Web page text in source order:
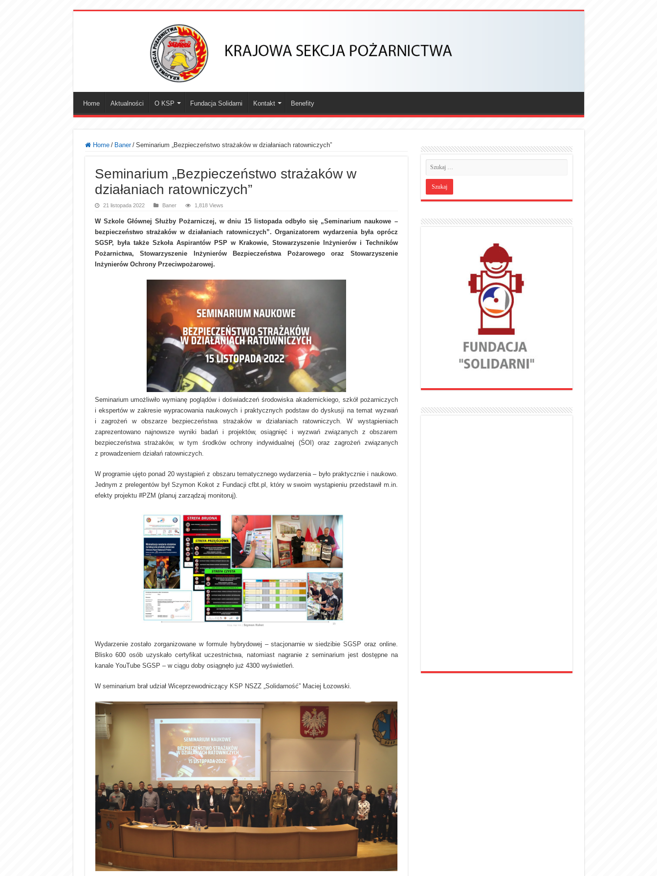
Home Aktualności O KSP Fundacja Solidarni Kontakt Benefity
Home / Baner / Seminarium „Bezpieczeństwo strażaków w działaniach ratowniczych”
Seminarium „Bezpieczeństwo strażaków w
działaniach ratowniczych”
21 listopada 2022 Baner 1,818 Views
W Szkole Głównej Służby Pożarniczej, w dniu 15 listopada odbyło się „Seminarium naukowe –
bezpieczeństwo strażaków w działaniach ratowniczych”. Organizatorem wydarzenia była oprócz
SGSP, była także Szkoła Aspirantów PSP w Krakowie, Stowarzyszenie Inżynierów i Techników
Pożarnictwa, Stowarzyszenie Inżynierów Bezpieczeństwa Pożarowego oraz Stowarzyszenie
Inżynierów Ochrony Przeciwpożarowej.
Seminarium umożliwiło wymianę poglądów i doświadczeń środowiska akademickiego, szkół pożarniczych
i ekspertów w zakresie wypracowania naukowych i praktycznych podstaw do dyskusji na temat wyzwań
i zagrożeń w obszarze bezpieczeństwa strażaków w działaniach ratowniczych. W wystąpieniach
zaprezentowano najnowsze wyniki badań i projektów, osiągnięć i wyzwań związanych z obszarem
bezpieczeństwa strażaków, w tym środków ochrony indywidualnej (ŚOI) oraz zagrożeń związanych
z prowadzeniem działań ratowniczych.
W programie ujęto ponad 20 wystąpień z obszaru tematycznego wydarzenia – było praktycznie i naukowo.
Jednym z prelegentów był Szymon Kokot z Fundacji cfbt.pl, który w swoim wystąpieniu przedstawił m.in.
efekty projektu #PZM (planuj zarządzaj monitoruj).
Wydarzenie zostało zorganizowane w formule hybrydowej – stacjonarnie w siedzibie SGSP oraz online.
Blisko 600 osób uzyskało certyfikat uczestnictwa, natomiast nagranie z seminarium jest dostępne na
kanale YouTube SGSP – w ciągu doby osiągnęło już 4300 wyświetleń.
W seminarium brał udział Wiceprzewodniczący KSP NSZZ „Solidarność” Maciej Łozowski.